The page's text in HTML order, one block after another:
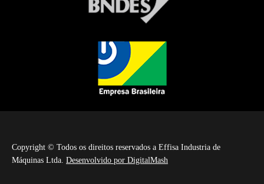
Copyright © Todos os direitos reservados a Effisa Industria de
Máquinas Ltda. Desenvolvido por DigitalMash